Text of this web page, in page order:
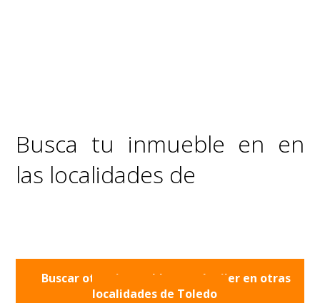
Busca tu inmueble en en
las localidades de
Buscar otros inmuebles en alquiler en otras
localidades de Toledo